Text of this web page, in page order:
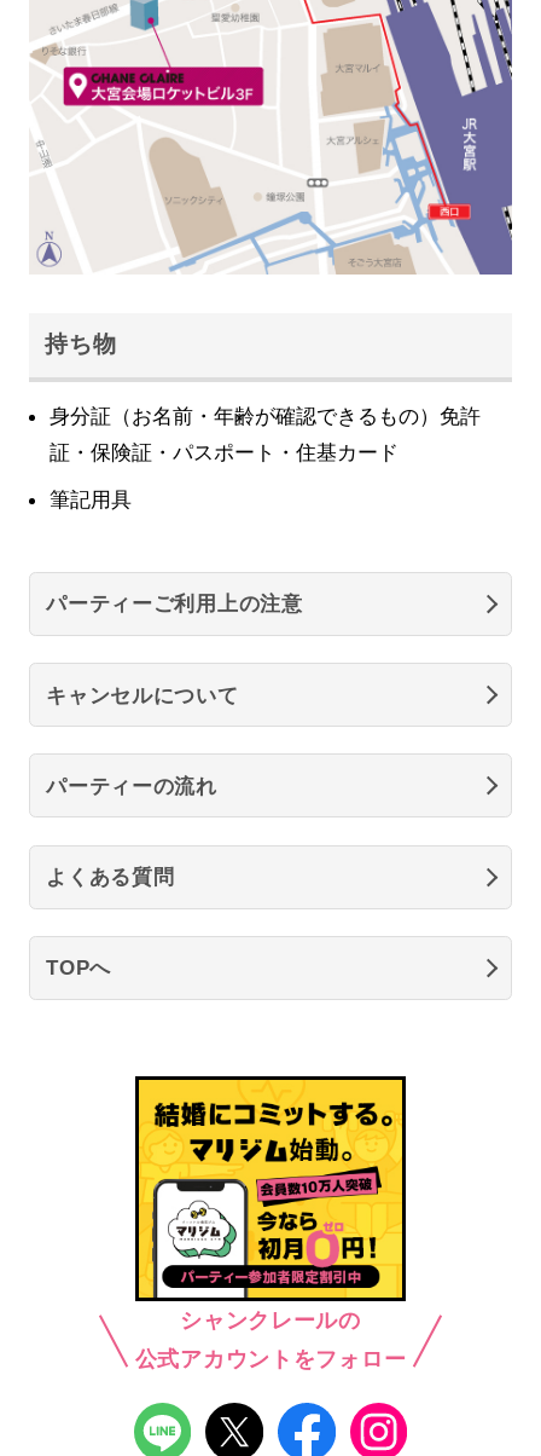
持ち物
身分証（お名前・年齢が確認できるもの）免許
証・保険証・パスポート・住基カード
筆記用具
パーティーご利用上の注意
キャンセルについて
パーティーの流れ
よくある質問
TOPへ
シャンクレールの
公式アカウントをフォロー